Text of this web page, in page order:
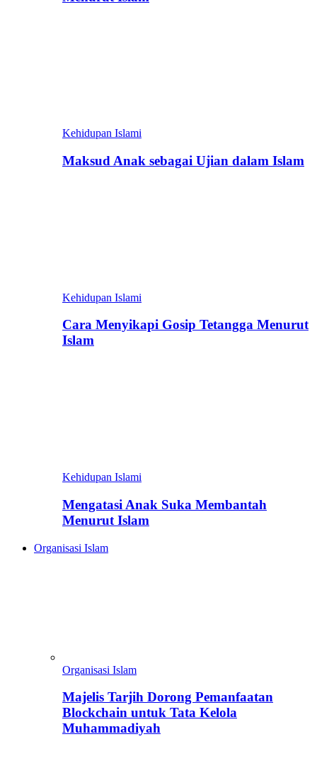
Kehidupan Islami
Maksud Anak sebagai Ujian dalam Islam
Kehidupan Islami
Cara Menyikapi Gosip Tetangga Menurut
Islam
Kehidupan Islami
Mengatasi Anak Suka Membantah
Menurut Islam
Organisasi Islam
Organisasi Islam
Majelis Tarjih Dorong Pemanfaatan
Blockchain untuk Tata Kelola
Muhammadiyah